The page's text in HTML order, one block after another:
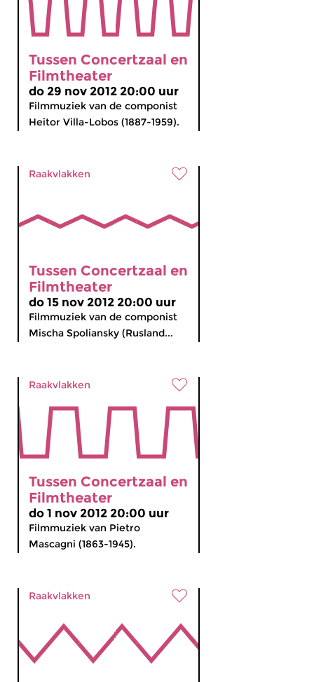
Tussen Concertzaal en
Filmtheater
do 29 nov 2012 20:00 uur
Filmmuziek van de componist
Heitor Villa-Lobos (1887-1959).
Raakvlakken
Tussen Concertzaal en
Filmtheater
do 15 nov 2012 20:00 uur
Filmmuziek van de componist
Mischa Spoliansky (Rusland...
Raakvlakken
Tussen Concertzaal en
Filmtheater
do 1 nov 2012 20:00 uur
Filmmuziek van Pietro
Mascagni (1863-1945).
Raakvlakken